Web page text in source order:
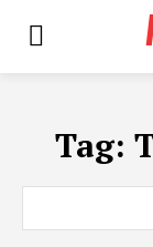
Tag: